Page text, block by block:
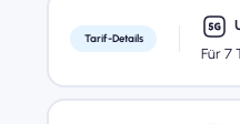
Tarif-Details
Für 7